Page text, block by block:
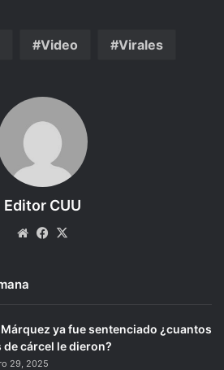
Video Virales
Editor CUU
WebsiteFacebook
Márquez ya fue sentenciado ¿cuantos
de cárcel le dieron?
29, 2025